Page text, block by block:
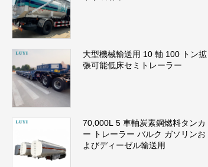
大型機械輸送用 10 軸 100 トン拡
張可能低床セミトレーラー
70,000L 5 車軸炭素鋼燃料タンカ
ー トレーラー バルク ガソリンお
よびディーゼル輸送用